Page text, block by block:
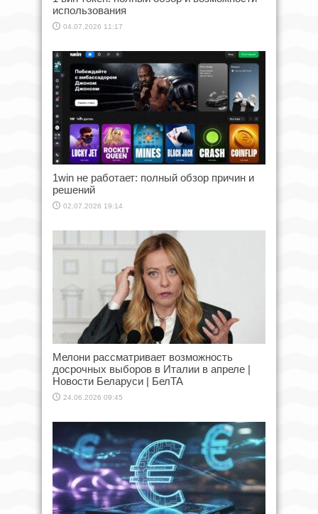
использования
04.07.2026 11:17
1win не работает: полный обзор причин и
решений
02.07.2026 19:14
Мелони рассматривает возможность
досрочных выборов в Италии в апреле |
Новости Беларуси | БелТА
24.06.2026 09:45